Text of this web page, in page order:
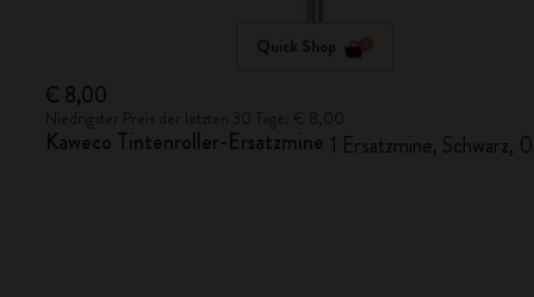
Quick Shop
€ 8,00
Kaweco Tintenroller-Ersatzmine 1 Ersatzmine, Schwarz,